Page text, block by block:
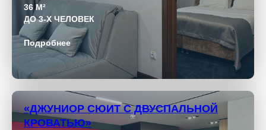
36 М²
ДО 3-Х ЧЕЛОВЕК
Подробнее
«ДЖУНИОР СЮИТ С ДВУСПАЛЬНОЙ
КРОВАТЬЮ»